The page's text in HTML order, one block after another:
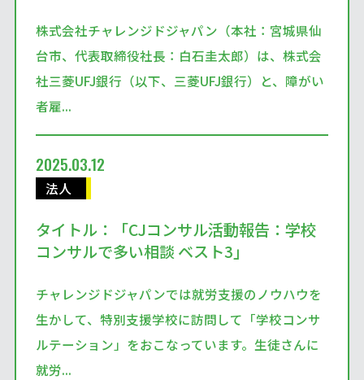
株式会社チャレンジドジャパン（本社：宮城県仙
台市、代表取締役社長：白石圭太郎）は、株式会
社三菱UFJ銀行（以下、三菱UFJ銀行）と、障がい
者雇...
2025.03.12
法人
タイトル：「CJコンサル活動報告：学校
コンサルで多い相談 ベスト3」
チャレンジドジャパンでは就労支援のノウハウを
生かして、特別支援学校に訪問して「学校コンサ
ルテーション」をおこなっています。生徒さんに
就労...